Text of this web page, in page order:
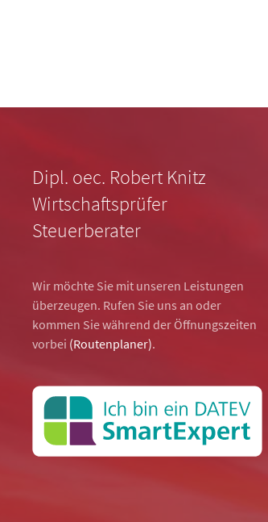
Dipl. oec. Robert Knitz
Wirtschaftsprüfer
Steuerberater
Wir möchte Sie mit unseren Leistungen
überzeugen. Rufen Sie uns an oder
kommen Sie während der Öffnungszeiten
vorbei (Routenplaner).